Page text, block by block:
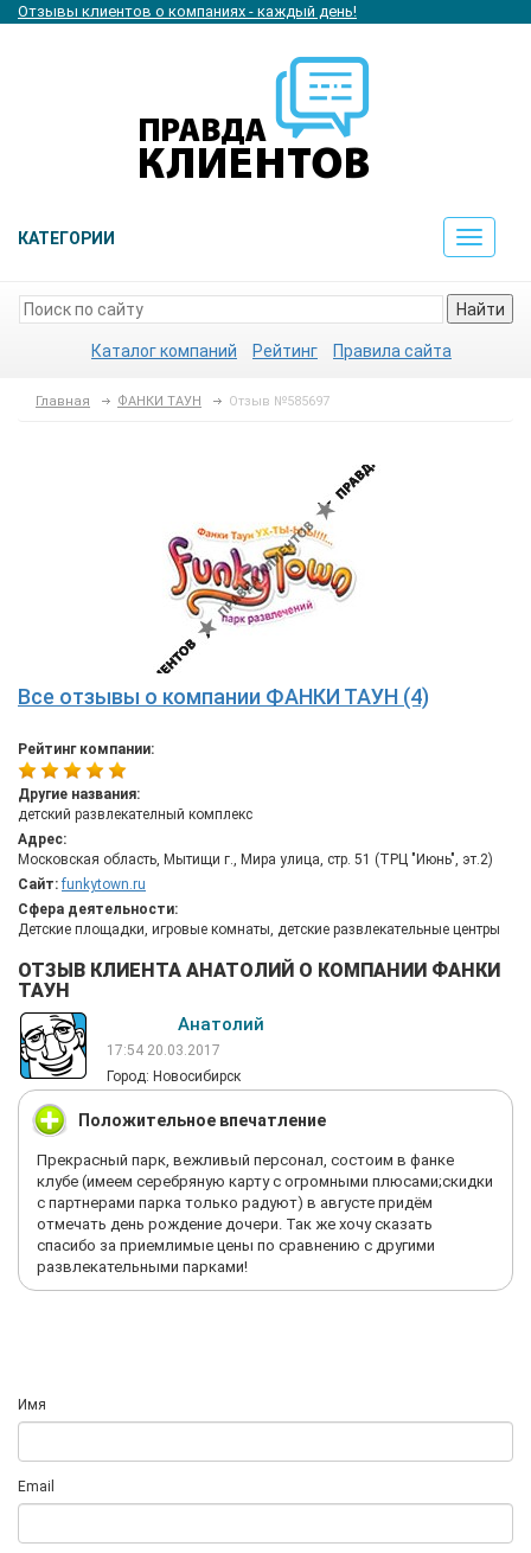
Отзывы клиентов о компаниях - каждый день!
КАТЕГОРИИ
Toggle
Найти
Каталог компаний Рейтинг Правила сайта
Главная ФАНКИ ТАУН Отзыв №585697
Все отзывы о компании ФАНКИ ТАУН (4)
Рейтинг компании:
Другие названия:
детский развлекателный комплекс
Адрес:
Московская область, Мытищи г., Мира улица, стр. 51 (ТРЦ "Июнь", эт.2)
Сайт: funkytown.ru
Сфера деятельности:
Детские площадки, игровые комнаты, детские развлекательные центры
ОТЗЫВ КЛИЕНТА АНАТОЛИЙ О КОМПАНИИ ФАНКИ
ТАУН
Анатолий
17:54 20.03.2017
Город: Новосибирск
Положительное впечатление
Прекрасный парк, вежливый персонал, состоим в фанке
клубе (имеем серебряную карту с огромными плюсами;скидки
с партнерами парка только радуют) в августе придём
отмечать день рождение дочери. Так же хочу сказать
спасибо за приемлимые цены по сравнению с другими
развлекательными парками!
Имя
Email